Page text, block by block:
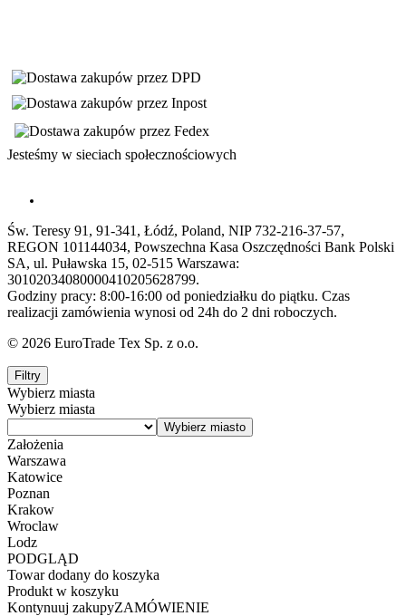
Jesteśmy w sieciach społecznościowych
Św. Teresy 91, 91-341, Łódź, Poland, NIP 732-216-37-57,
REGON 101144034, Powszechna Kasa Oszczędności Bank Polski
SA, ul. Puławska 15, 02-515 Warszawa:
30102034080000410205628799.
Godziny pracy: 8:00-16:00 od poniedziałku do piątku. Czas
realizacji zamówienia wynosi od 24h do 2 dni roboczych.
© 2026 EuroTrade Tex Sp. z o.o.
Filtry
Wybierz miasta
Wybierz miasta
Założenia
Warszawa
Katowice
Poznan
Krakow
Wroclaw
Lodz
PODGLĄD
Towar dodany do koszyka
Produkt w koszyku
Kontynuuj zakupyZAMÓWIENIE